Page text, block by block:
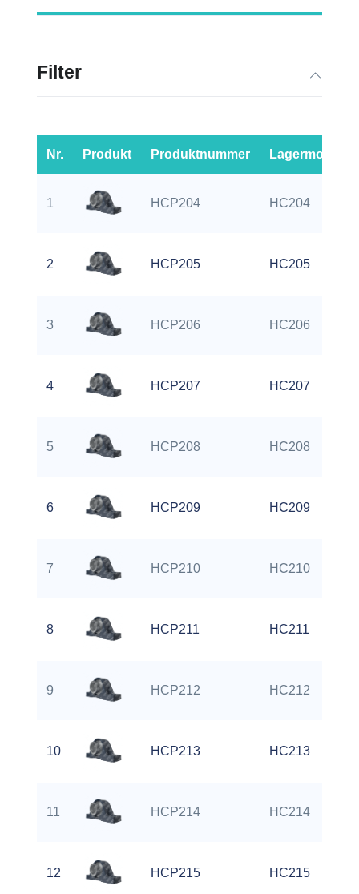
Filter
Nr. Produkt Produktnummer Lagermodell
1 HCP204 HC204
2 HCP205 HC205
3 HCP206 HC206
4 HCP207 HC207
5 HCP208 HC208
6 HCP209 HC209
7 HCP210 HC210
8 HCP211 HC211
9 HCP212 HC212
10 HCP213 HC213
11 HCP214 HC214
12 HCP215 HC215